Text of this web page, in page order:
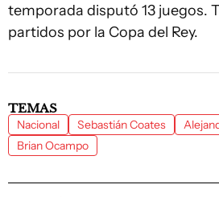
temporada disputó 13 juegos.
partidos por la Copa del Rey.
TEMAS
Nacional Sebastián Coates
Brian Ocampo